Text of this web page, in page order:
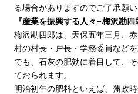
る場合がありますのでご了承願い
『産業を振興する人々−梅沢勘四
梅沢勘四郎は、天保五年三月、
村の村長・戸長・学務委員など
でも、石灰の肥効に着目して、
ておられます。
明治初年の肥料といえば、藩政